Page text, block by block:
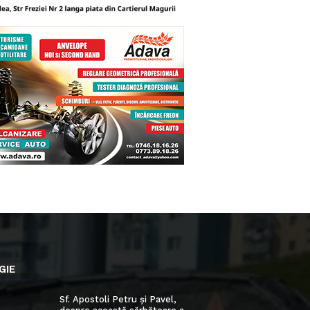
Sf. Apostoli Petru și Pavel,